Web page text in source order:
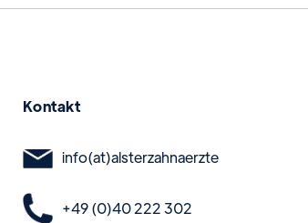
Kontakt
info(at)alsterzahnaerzte
+49 (0)40 222 302